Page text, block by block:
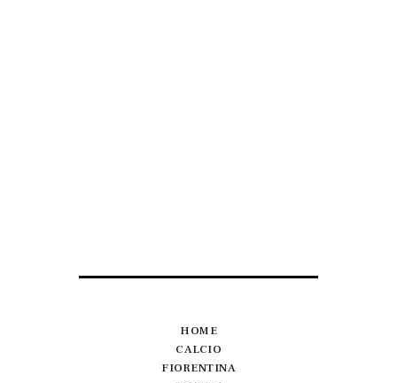
HOME
CALCIO
FIORENTINA